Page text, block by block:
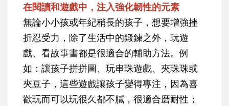
在閱讀和遊戲中，注入強化韌性的元素
無論小小孩或年紀稍長的孩子，想要增強挫
折忍受力，除了生活中的鍛鍊之外，玩遊
戲、看故事書都是很適合的輔助方法。例
如：讓孩子拼拼圖、玩串珠遊戲、夾珠珠或
夾豆子，這些遊戲讓孩子變得專注，因為喜
歡玩而可以玩很久都不膩，很適合磨耐性；